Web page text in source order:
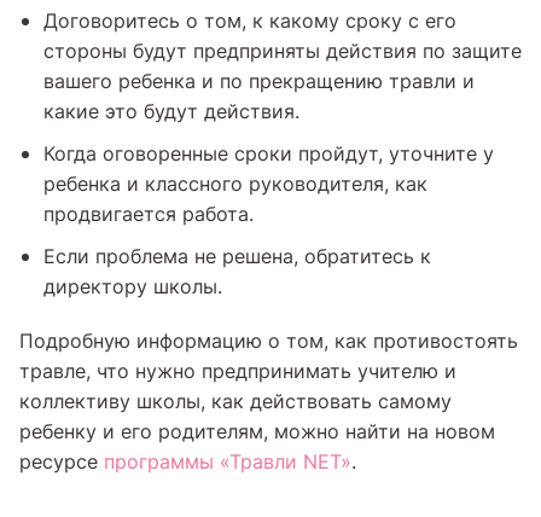
Договоритесь о том, к какому сроку с его
стороны будут предприняты действия по защите
вашего ребенка и по прекращению травли и
какие это будут действия.
Когда оговоренные сроки пройдут, уточните у
ребенка и классного руководителя, как
продвигается работа.
Если проблема не решена, обратитесь к
директору школы.
Подробную информацию о том, как противостоять
травле, что нужно предпринимать учителю и
коллективу школы, как действовать самому
ребенку и его родителям, можно найти на новом
ресурсе программы «Травли NET».